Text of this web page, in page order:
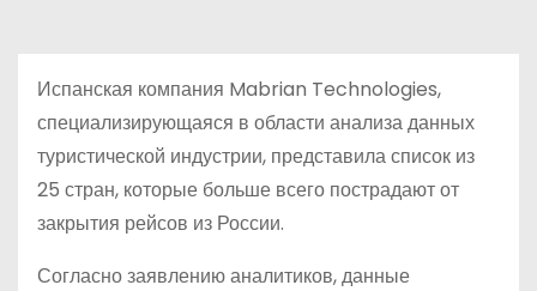
Испанская компания Mabrian Technologies,
специализирующаяся в области анализа данных
туристической индустрии, представила список из
25 стран, которые больше всего пострадают от
закрытия рейсов из России.
Согласно заявлению аналитиков, данные